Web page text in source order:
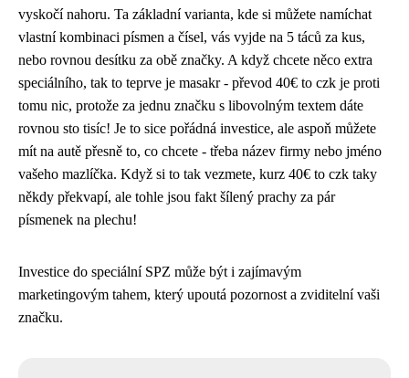
vyskočí nahoru. Ta základní varianta, kde si můžete namíchat
vlastní kombinaci písmen a čísel, vás vyjde na 5 táců za kus,
nebo rovnou desítku za obě značky. A když chcete něco extra
speciálního, tak to teprve je masakr - převod 40€ to czk je proti
tomu nic, protože za jednu značku s libovolným textem dáte
rovnou sto tisíc! Je to sice pořádná investice, ale aspoň můžete
mít na autě přesně to, co chcete - třeba název firmy nebo jméno
vašeho mazlíčka. Když si to tak vezmete, kurz 40€ to czk taky
někdy překvapí, ale tohle jsou fakt šílený prachy za pár
písmenek na plechu!
Investice do speciální SPZ může být i zajímavým
marketingovým tahem, který upoutá pozornost a zviditelní vaši
značku.